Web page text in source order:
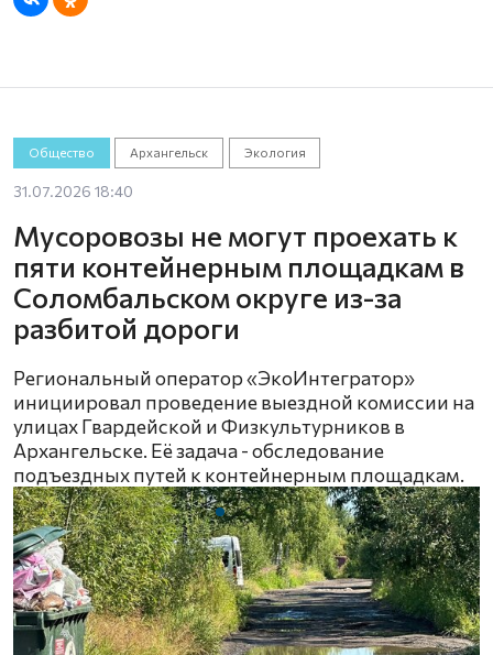
Общество Архангельск Экология
31.07.2026 18:40
Мусоровозы не могут проехать к
пяти контейнерным площадкам в
Соломбальском округе из-за
разбитой дороги
Региональный оператор «ЭкоИнтегратор»
инициировал проведение выездной комиссии на
улицах Гвардейской и Физкультурников в
Архангельске. Её задача - обследование
подъездных путей к контейнерным площадкам.